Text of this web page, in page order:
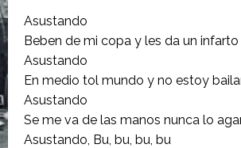
Asustando
Beben de mi copa y les da un infarto
Asustando
En medio tol mundo y no estoy
Asustando
Se me va de las manos nunca lo
Asustando, Bu, bu, bu, bu